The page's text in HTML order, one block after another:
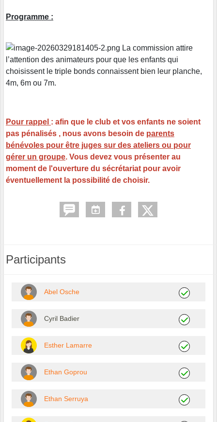
Programme :
La commission attire
l’attention des animateurs pour que les enfants qui
choisissent le triple bonds connaissent bien leur planche,
4m, 6m ou 7m.
Pour rappel : afin que le club et vos enfants ne soient
pas pénalisés , nous avons besoin de parents
bénévoles pour être juges sur des ateliers ou pour
gérer un groupe. Vous devez vous présenter au
moment de l'ouverture du sécrétariat pour avoir
éventuellement la possibilité de choisir.
Participants
Abel Osche
Cyril Badier
Esther Lamarre
Ethan Goprou
Ethan Serruya